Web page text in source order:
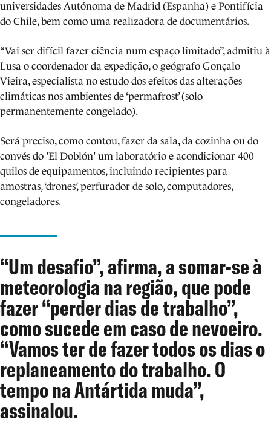
universidades Autónoma de Madrid (Espanha) e Pontifícia
do Chile, bem como uma realizadora de documentários.
“Vai ser difícil fazer ciência num espaço limitado”, admitiu à
Lusa o coordenador da expedição, o geógrafo Gonçalo
Vieira, especialista no estudo dos efeitos das alterações
climáticas nos ambientes de ‘permafrost’ (solo
permanentemente congelado).
Será preciso, como contou, fazer da sala, da cozinha ou do
convés do 'El Doblón' um laboratório e acondicionar 400
quilos de equipamentos, incluindo recipientes para
amostras, ‘drones’, perfurador de solo, computadores,
congeladores.
“Um desafio”, afirma, a somar-se à
meteorologia na região, que pode
fazer “perder dias de trabalho”,
como sucede em caso de nevoeiro.
“Vamos ter de fazer todos os dias o
replaneamento do trabalho. O
tempo na Antártida muda”,
assinalou.